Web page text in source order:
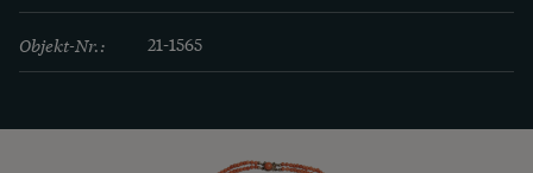
Objekt-Nr.: 21-1565